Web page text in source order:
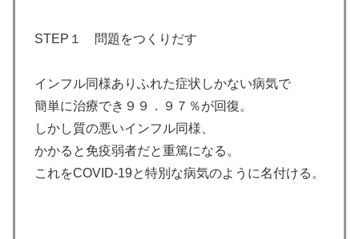
STEP１ 問題をつくりだす
インフル同様ありふれた症状しかない病気で
簡単に治療でき９９．９７％が回復。
しかし質の悪いインフル同様、
かかると免疫弱者だと重篤になる。
これをCOVID-19と特別な病気のように名付ける。